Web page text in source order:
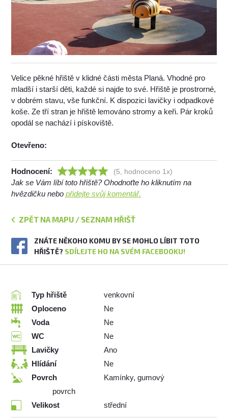
Velice pěkné hřiště v klidné části města Planá. Vhodné pro
mladší i starší děti, každé si najde to své. Hřiště je prostrorné,
v dobrém stavu, vše funkční. K dispozici lavičky i odpadkové
koše. Ze tří stran je hřiště lemováno stromy a keři. Pár kroků
opodál se nachází i pískoviště.
Otevřeno:
Hodnocení: (5, hodnoceno 1x)
Jak se Vám líbí toto hřiště? Ohodnoťte ho kliknutím na
hvězdičku nebopřidejte svůj komentář.
ZPĚT NA MAPU / SEZNAM HŘIŠŤ
ZNÁTE NĚKOHO KOMU BY SE MOHLO LÍBIT TOTO
HŘIŠTĚ? SDÍLEJTE HO NA SVÉM FACEBOOKU!
Typ hřiště
venkovní
Oploceno
Ne
Voda
Ne
WC
Ne
Lavičky
Ano
Hlídání
Ne
Povrch
Kamínky, gumový
povrch
Velikost
střední